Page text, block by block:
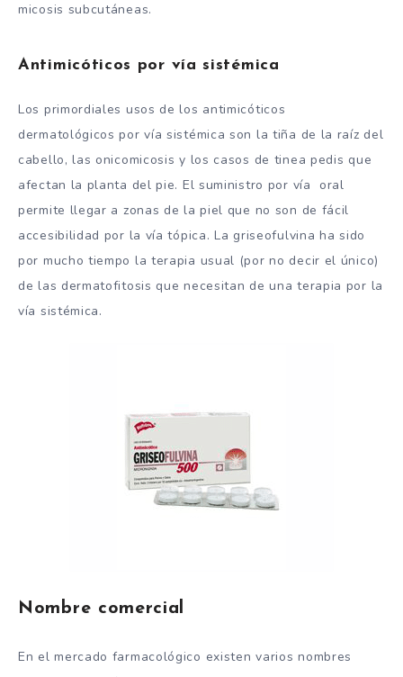
micosis subcutáneas.
Antimicóticos por vía sistémica
Los primordiales usos de los antimicóticos
dermatológicos por vía sistémica son la tiña de la raíz del
cabello, las onicomicosis y los casos de tinea pedis que
afectan la planta del pie. El suministro por vía oral
permite llegar a zonas de la piel que no son de fácil
accesibilidad por la vía tópica. La griseofulvina ha sido
por mucho tiempo la terapia usual (por no decir el único)
de las dermatofitosis que necesitan de una terapia por la
vía sistémica.
Nombre comercial
En el mercado farmacológico existen varios nombres